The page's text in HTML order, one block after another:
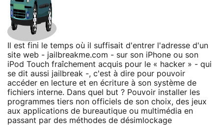
Il est fini le temps où il suffisait d'entrer l'adresse d'un
site web - jailbreakme.com - sur son iPhone ou son
iPod Touch fraîchement acquis pour le « hacker » - qui
se dit aussi jailbreak -, c'est à dire pour pouvoir
accéder en lecture et en écriture à son système de
fichiers interne. Dans quel but ? Pouvoir installer les
programmes tiers non officiels de son choix, des jeux
aux applications de bureautique ou multimédia en
passant par des méthodes de désimlockage